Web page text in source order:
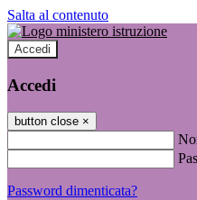
Salta al contenuto
Accedi
Accedi
button close ×
Password dimenticata?